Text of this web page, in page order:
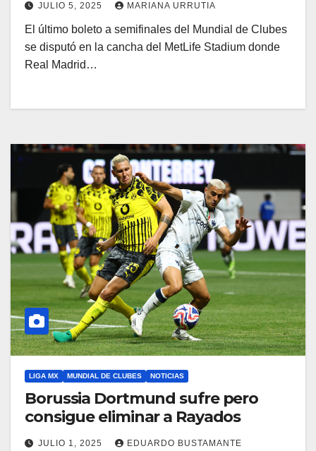
JULIO 5, 2025 MARIANA URRUTIA
El último boleto a semifinales del Mundial de Clubes
se disputó en la cancha del MetLife Stadium donde
Real Madrid…
LIGA MX MUNDIAL DE CLUBES NOTICIAS
Borussia Dortmund sufre pero
consigue eliminar a Rayados
JULIO 1, 2025 EDUARDO BUSTAMANTE